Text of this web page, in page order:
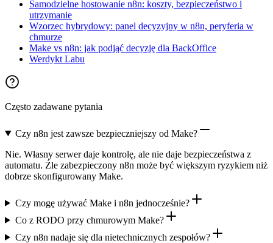
Samodzielne hostowanie n8n: koszty, bezpieczeństwo i
utrzymanie
Wzorzec hybrydowy: panel decyzyjny w n8n, peryferia w
chmurze
Make vs n8n: jak podjąć decyzję dla BackOffice
Werdykt Labu
Często zadawane pytania
Czy n8n jest zawsze bezpieczniejszy od Make?
Nie. Własny serwer daje kontrolę, ale nie daje bezpieczeństwa z
automatu. Źle zabezpieczony n8n może być większym ryzykiem niż
dobrze skonfigurowany Make.
Czy mogę używać Make i n8n jednocześnie?
Co z RODO przy chmurowym Make?
Czy n8n nadaje się dla nietechnicznych zespołów?